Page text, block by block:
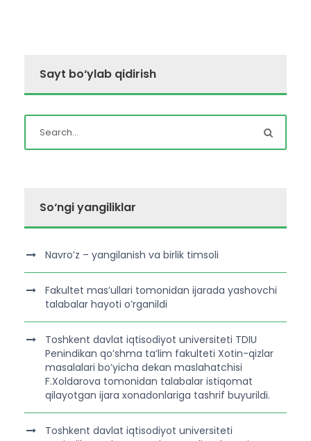
Sayt bo‘ylab qidirish
So‘ngi yangiliklar
Navro’z – yangilanish va birlik timsoli
Fakultet mas’ullari tomonidan ijarada yashovchi
talabalar hayoti o’rganildi
Toshkent davlat iqtisodiyot universiteti TDIU
Penindikan qo’shma ta’lim fakulteti Xotin-qizlar
masalalari bo’yicha dekan maslahatchisi
F.Xoldarova tomonidan talabalar istiqomat
qilayotgan ijara xonadonlariga tashrif buyurildi.
Toshkent davlat iqtisodiyot universiteti